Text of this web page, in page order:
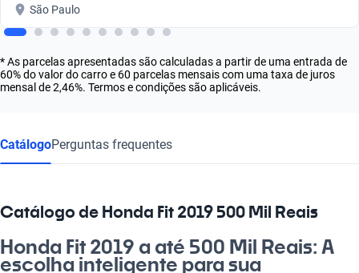
São Paulo
* As parcelas apresentadas são calculadas a partir de uma entrada de
60% do valor do carro e 60 parcelas mensais com uma taxa de juros
mensal de 2,46%. Termos e condições são aplicáveis.
CatálogoPerguntas frequentes
Catálogo de Honda Fit 2019 500 Mil Reais
Honda Fit 2019 a até 500 Mil Reais: A
escolha inteligente para sua